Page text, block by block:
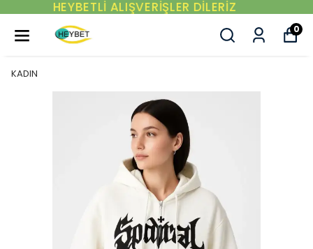
YENI SEZON ÜRÜNLER
0
KADIN